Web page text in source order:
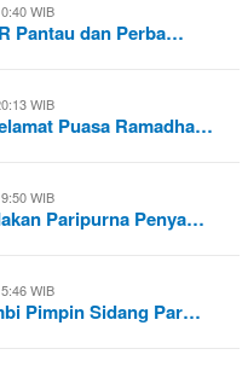
WIB
Pantau dan Perba…
WIB
Puasa Ramadha…
WIB
Paripurna Penya…
WIB
Pimpin Sidang Par…